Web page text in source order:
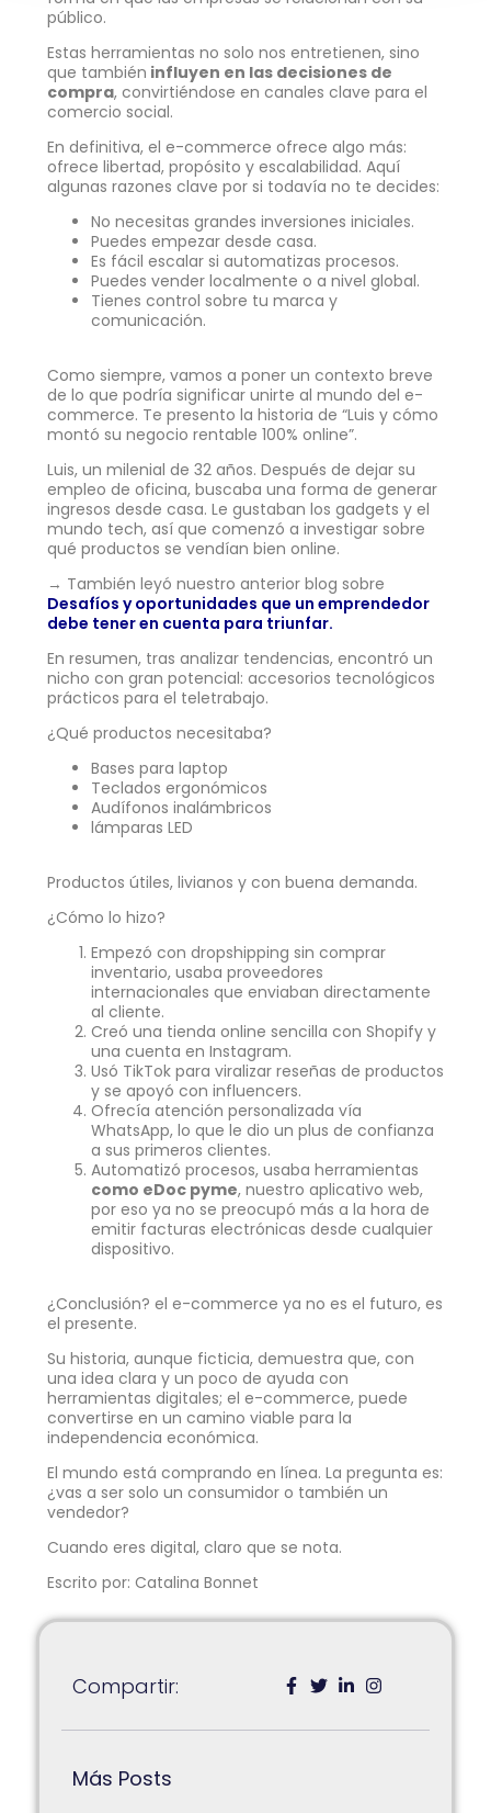
público.
Estas herramientas no solo nos entretienen, sino
que también influyen en las decisiones de
compra, convirtiéndose en canales clave para el
comercio social.
En definitiva, el e-commerce ofrece algo más:
ofrece libertad, propósito y escalabilidad. Aquí
algunas razones clave por si todavía no te decides:
No necesitas grandes inversiones iniciales.
Puedes empezar desde casa.
Es fácil escalar si automatizas procesos.
Puedes vender localmente o a nivel global.
Tienes control sobre tu marca y
comunicación.
Como siempre, vamos a poner un contexto breve
de lo que podría significar unirte al mundo del e-
commerce. Te presento la historia de “Luis y cómo
montó su negocio rentable 100% online”.
Luis, un milenial de 32 años. Después de dejar su
empleo de oficina, buscaba una forma de generar
ingresos desde casa. Le gustaban los gadgets y el
mundo tech, así que comenzó a investigar sobre
qué productos se vendían bien online.
→ También leyó nuestro anterior blog sobre
Desafíos y oportunidades que un emprendedor
debe tener en cuenta para triunfar.
En resumen, tras analizar tendencias, encontró un
nicho con gran potencial: accesorios tecnológicos
prácticos para el teletrabajo.
¿Qué productos necesitaba?
Bases para laptop
Teclados ergonómicos
Audífonos inalámbricos
lámparas LED
Productos útiles, livianos y con buena demanda.
¿Cómo lo hizo?
Empezó con dropshipping sin comprar
inventario, usaba proveedores
internacionales que enviaban directamente
al cliente.
Creó una tienda online sencilla con Shopify y
una cuenta en Instagram.
Usó TikTok para viralizar reseñas de productos
y se apoyó con influencers.
Ofrecía atención personalizada vía
WhatsApp, lo que le dio un plus de confianza
a sus primeros clientes.
Automatizó procesos, usaba herramientas
como eDoc pyme, nuestro aplicativo web,
por eso ya no se preocupó más a la hora de
emitir facturas electrónicas desde cualquier
dispositivo.
¿Conclusión? el e-commerce ya no es el futuro, es
el presente.
Su historia, aunque ficticia, demuestra que, con
una idea clara y un poco de ayuda con
herramientas digitales; el e-commerce, puede
convertirse en un camino viable para la
independencia económica.
El mundo está comprando en línea. La pregunta es:
¿vas a ser solo un consumidor o también un
vendedor?
Cuando eres digital, claro que se nota.
Escrito por: Catalina Bonnet
Compartir:
Más Posts